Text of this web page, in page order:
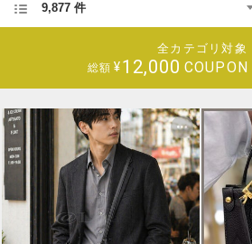
9,877 件
全カテゴリ対象
総額 ¥12,000 COUPON